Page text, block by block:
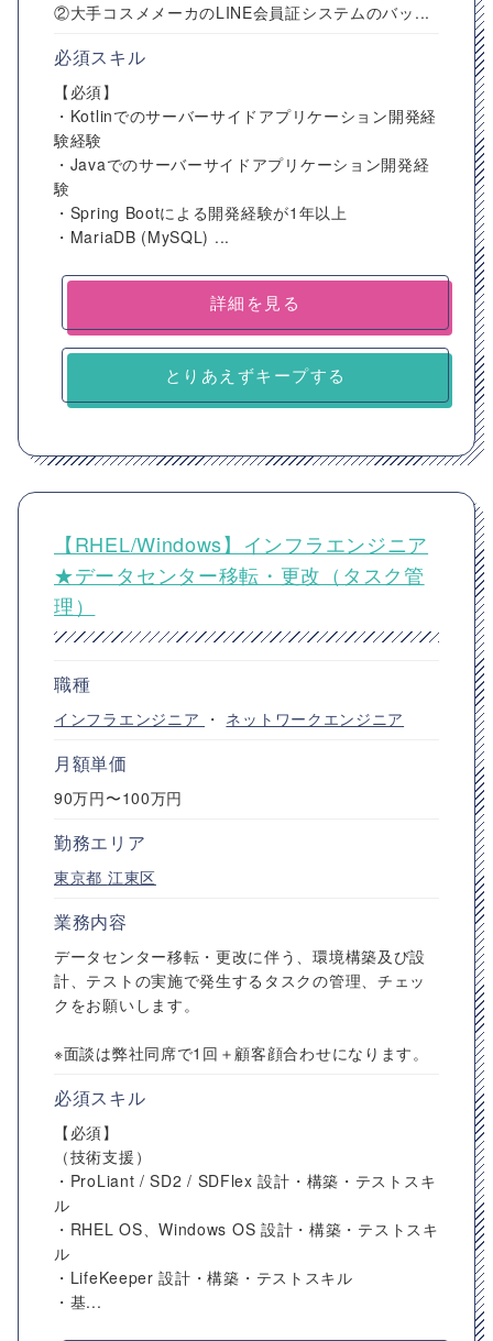
②大手コスメメーカのLINE会員証システムのバッ...
必須スキル
【必須】
・Kotlinでのサーバーサイドアプリケーション開発経
験経験
・Javaでのサーバーサイドアプリケーション開発経
験
・Spring Bootによる開発経験が1年以上
・MariaDB (MySQL) ...
詳細を見る
とりあえずキープする
【RHEL/Windows】インフラエンジニア
★データセンター移転・更改（タスク管
理）
職種
インフラエンジニア ・ ネットワークエンジニア
月額単価
90万円〜100万円
勤務エリア
東京都 江東区
業務内容
データセンター移転・更改に伴う、環境構築及び設
計、テストの実施で発生するタスクの管理、チェッ
クをお願いします。
※面談は弊社同席で1回＋顧客顔合わせになります。
必須スキル
【必須】
（技術支援）
・ProLiant / SD2 / SDFlex 設計・構築・テストスキ
ル
・RHEL OS、Windows OS 設計・構築・テストスキ
ル
・LifeKeeper 設計・構築・テストスキル
・基...